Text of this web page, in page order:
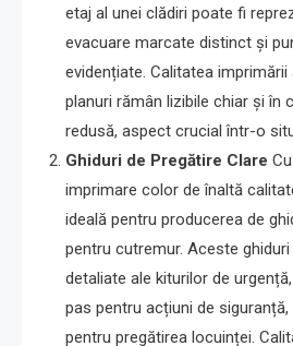
etaj al unei clădiri poate fi
evacuare marcate distinct și
evidențiate. Calitatea
planuri rămân lizibile chiar și în
redusă, aspect crucial într-o
Ghiduri de Pregătire Clare
imprimare color de înaltă
ideală pentru producerea de
pentru cutremur. Aceste
detaliate ale kiturilor de
pas pentru acțiuni de
pentru pregătirea locuinței.